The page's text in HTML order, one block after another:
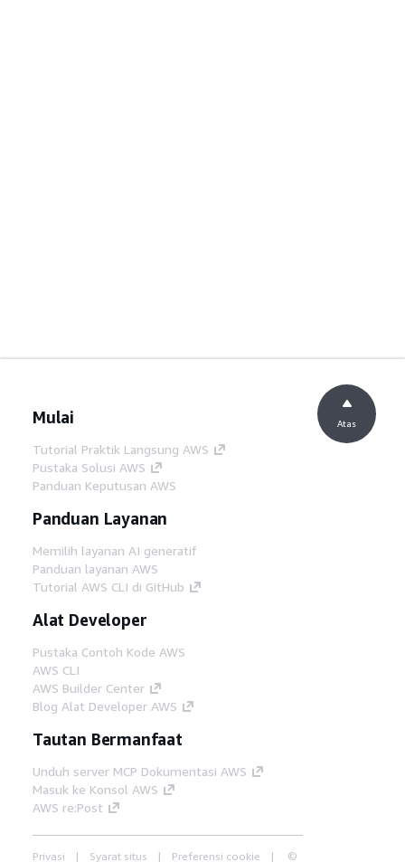
Mulai
Tutorial Praktik Langsung AWS
Pustaka Solusi AWS
Panduan Keputusan AWS
Panduan Layanan
Memilih layanan AI generatif
Panduan layanan AWS
Tutorial AWS CLI di GitHub
Alat Developer
Pustaka Contoh Kode AWS
AWS CLI
AWS Builder Center
Blog Alat Developer AWS
Tautan Bermanfaat
Unduh server MCP Dokumentasi AWS
Masuk ke Konsol AWS
AWS re:Post
Privasi Syarat situs Preferensi cookie ©
Atas